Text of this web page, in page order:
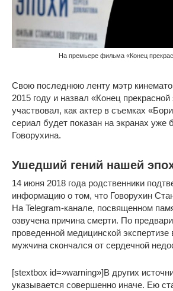
На премьере фильма «Конец
Свою последнюю ленту мэтр
2015 году и назвал «Конец
участвовал, как актер в съемках
сериал будет показан на экранах уже
Говорухина.
Ушедший гений нашей
14 июня 2018 года родственники
информацию о том, что Говорухин
На Telegram-канале, посвященном
озвучена причина смерти. По
проведенной медицинской
мужчина скончался от сердечной
[stextbox id=»warning»]В других
указывается совершенно иначе. Ею